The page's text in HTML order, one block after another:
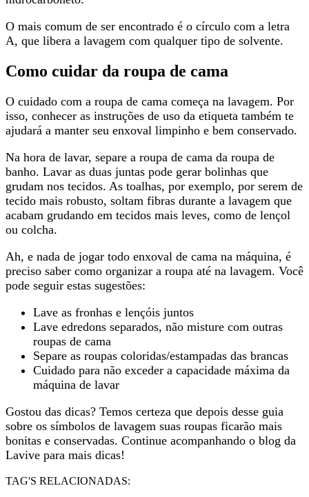
O mais comum de ser encontrado é o círculo com a letra
A, que libera a lavagem com qualquer tipo de solvente.
Como cuidar da roupa de cama
O cuidado com a roupa de cama começa na lavagem. Por
isso, conhecer as instruções de uso da etiqueta também te
ajudará a manter seu enxoval limpinho e bem conservado.
Na hora de lavar, separe a roupa de cama da roupa de
banho. Lavar as duas juntas pode gerar bolinhas que
grudam nos tecidos. As toalhas, por exemplo, por serem de
tecido mais robusto, soltam fibras durante a lavagem que
acabam grudando em tecidos mais leves, como de lençol
ou colcha.
Ah, e nada de jogar todo enxoval de cama na máquina, é
preciso saber como organizar a roupa até na lavagem. Você
pode seguir estas sugestões:
Lave as fronhas e lençóis juntos
Lave edredons separados, não misture com outras
roupas de cama
Separe as roupas coloridas/estampadas das brancas
Cuidado para não exceder a capacidade máxima da
máquina de lavar
Gostou das dicas? Temos certeza que depois desse guia
sobre os símbolos de lavagem suas roupas ficarão mais
bonitas e conservadas. Continue acompanhando o blog da
Lavive para mais dicas!
TAG'S RELACIONADAS: